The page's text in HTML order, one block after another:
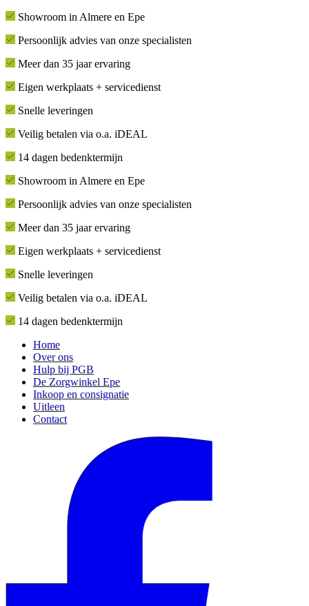
Showroom in Almere en Epe
Persoonlijk advies van onze specialisten
Meer dan 35 jaar ervaring
Eigen werkplaats + servicedienst
Snelle leveringen
Veilig betalen via o.a. iDEAL
14 dagen bedenktermijn
Showroom in Almere en Epe
Persoonlijk advies van onze specialisten
Meer dan 35 jaar ervaring
Eigen werkplaats + servicedienst
Snelle leveringen
Veilig betalen via o.a. iDEAL
14 dagen bedenktermijn
Home
Over ons
Hulp bij PGB
De Zorgwinkel Epe
Inkoop en consignatie
Uitleen
Contact